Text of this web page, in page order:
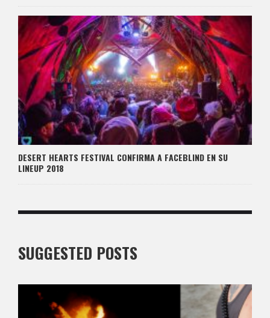
DESERT HEARTS FESTIVAL CONFIRMA A FACEBLIND EN SU
LINEUP 2018
SUGGESTED POSTS